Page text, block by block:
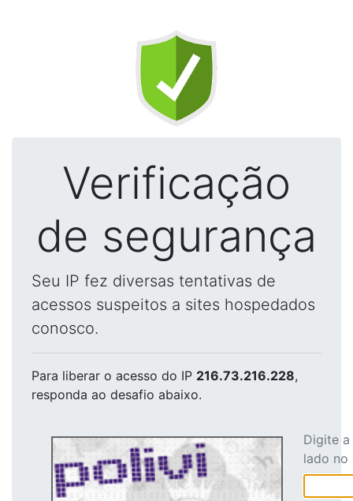
Verificação
de segurança
Seu IP fez diversas tentativas de
acessos suspeitos a sites hospedados
conosco.
Para liberar o acesso do IP 216.73.216.228,
responda ao desafio abaixo.
Digite
lado no